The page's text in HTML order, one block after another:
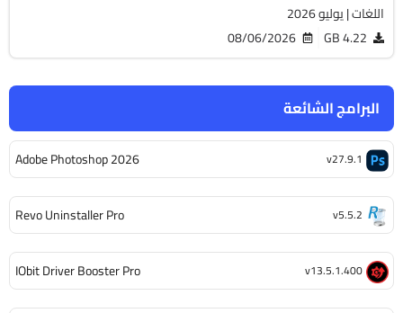
البرامج الشائعة
Adobe Photoshop 2026 v27.9.1
Revo Uninstaller Pro v5.5.2
IObit Driver Booster Pro v13.5.1.400
اللغات | يوليو 2026
4.22 GB
08/06/2026